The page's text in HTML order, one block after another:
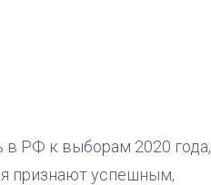
в РФ к выборам 2020 года,
признают успешным,